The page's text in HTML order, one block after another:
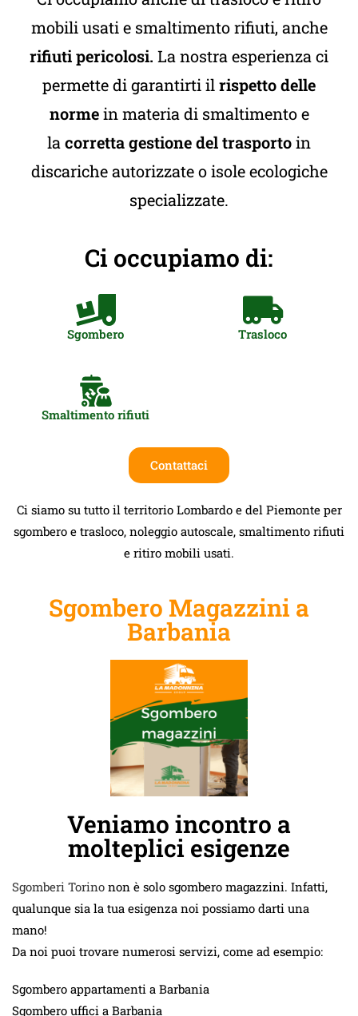
mobili usati e smaltimento rifiuti, anche
rifiuti pericolosi. La nostra esperienza ci
permette di garantirti ilrispetto delle
normein materia di smaltimento e
la corretta gestione del trasportoin
discariche autorizzate o isole ecologiche
specializzate.
Ci occupiamo di:
Sgombero Trasloco
Smaltimento rifiuti
Contattaci
Ci siamo su tutto il territorio Lombardo e del Piemonte per
sgombero e trasloco, noleggio autoscale, smaltimento rifiuti
e ritiro mobili usati.
Sgombero Magazzini a
Barbania
Veniamo incontro a
molteplici esigenze
Sgomberi Torino non è solo sgombero magazzini. Infatti,
qualunque sia la tua esigenza noi possiamo darti una
mano!
Da noi puoi trovare numerosi servizi, come ad esempio:
Sgombero appartamenti a Barbania
Sgombero uffici a Barbania